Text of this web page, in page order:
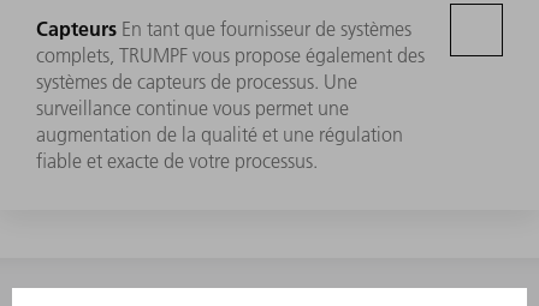
Capteurs En tant que fournisseur de systèmes
complets, TRUMPF vous propose également des
systèmes de capteurs de processus. Une
surveillance continue vous permet une
augmentation de la qualité et une régulation
fiable et exacte de votre processus.